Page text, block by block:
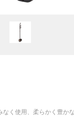
なく使用、柔らかく豊か